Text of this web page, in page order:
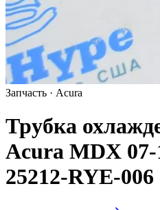
Запчасть · Acura
Трубка
Acura MDX
25212-RYE-006